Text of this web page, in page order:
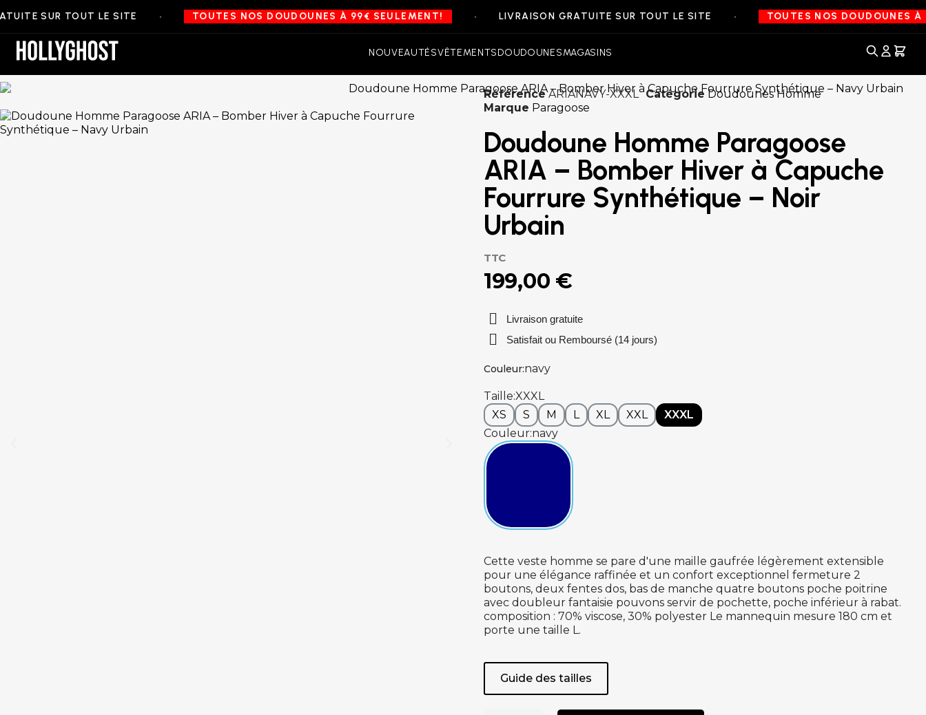
NOUVEAUTÉSVÊTEMENTSDOUDOUNESMAGASINS
SUR TOUT LE SITE • TOUTES NOS DOUDOUNES À 99€ SEULEMENT! LIVRAISON GRATUITE SUR TOUT LE SITE • TOUTES NOS DOUDOUNES À 99€
Référence ARIANAVY-XXXL Catégorie Doudounes Homme
Marque Paragoose
Doudoune Homme Paragoose
ARIA – Bomber Hiver à Capuche
Fourrure Synthétique – Noir
Urbain
199,00 €
TTC
Livraison gratuite
Satisfait ou Remboursé (14 jours)
Couleur navy
Taille XXXL
XS
S M L XL XXL
XXXL
Couleur navy
Cette veste homme se pare d'une maille gaufrée légèrement extensible
pour une élégance raffinée et un confort exceptionnel fermeture 2
boutons, deux fentes dos, bas de manche quatre boutons poche poitrine
avec doubleur fantaisie pouvons servir de pochette, poche inférieur à rabat.
composition : 70% viscose, 30% polyester Le mannequin mesure 180 cm et
porte une taille L.
Guide des tailles